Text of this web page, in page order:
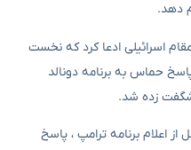
دهد.
اسرائیلی ادعا کرد که نخست
حماس به برنامه دونالد
زده شد.
اعلام برنامه ترامپ ، پاسخ